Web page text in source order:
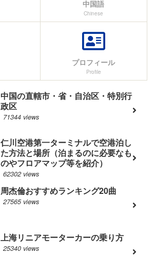
中国語
Chinese
プロフィール
Profile
中国の直轄市・省・自治区・特別行
政区
71344 views
仁川空港第一ターミナルで空港泊し
た方法と場所（泊まるのに必要なも
のやフロアマップ等を紹介）
62302 views
周杰倫おすすめランキング20曲
27565 views
上海リニアモーターカーの乗り方
25340 views